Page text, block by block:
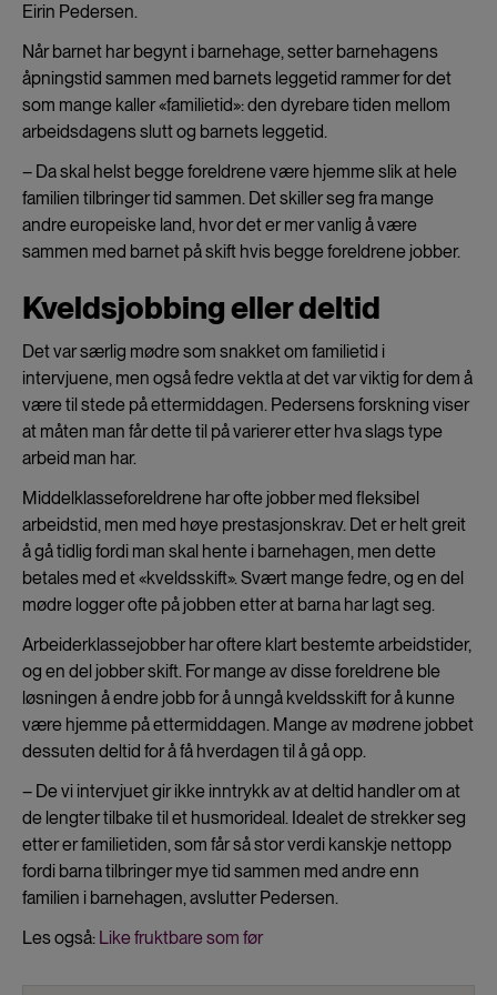
Eirin Pedersen.
Når barnet har begynt i barnehage, setter barnehagens
åpningstid sammen med barnets leggetid rammer for det
som mange kaller «familietid»: den dyrebare tiden mellom
arbeidsdagens slutt og barnets leggetid.
– Da skal helst begge foreldrene være hjemme slik at hele
familien tilbringer tid sammen. Det skiller seg fra mange
andre europeiske land, hvor det er mer vanlig å være
sammen med barnet på skift hvis begge foreldrene jobber.
Kveldsjobbing eller deltid
Det var særlig mødre som snakket om familietid i
intervjuene, men også fedre vektla at det var viktig for dem å
være til stede på ettermiddagen. Pedersens forskning viser
at måten man får dette til på varierer etter hva slags type
arbeid man har.
Middelklasseforeldrene har ofte jobber med fleksibel
arbeidstid, men med høye prestasjonskrav. Det er helt greit
å gå tidlig fordi man skal hente i barnehagen, men dette
betales med et «kveldsskift». Svært mange fedre, og en del
mødre logger ofte på jobben etter at barna har lagt seg.
Arbeiderklassejobber har oftere klart bestemte arbeidstider,
og en del jobber skift. For mange av disse foreldrene ble
løsningen å endre jobb for å unngå kveldsskift for å kunne
være hjemme på ettermiddagen. Mange av mødrene jobbet
dessuten deltid for å få hverdagen til å gå opp.
– De vi intervjuet gir ikke inntrykk av at deltid handler om at
de lengter tilbake til et husmorideal. Idealet de strekker seg
etter er familietiden, som får så stor verdi kanskje nettopp
fordi barna tilbringer mye tid sammen med andre enn
familien i barnehagen, avslutter Pedersen.
Les også: Like fruktbare som før